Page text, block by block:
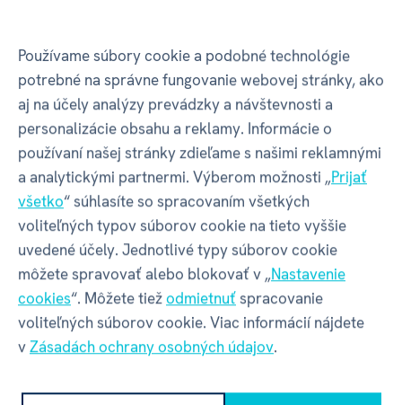
GPSR - Výrobca
Název ALBI s.r.o.
Adresa
Oravská ulica 8557/22 | Žilina |
01001 | Slovensko
Kontakt albi@albi.sk|+421908720000
Web www.albi.sk
Používame súbory cookie a podobné technológie
potrebné na správne fungovanie webovej stránky, ako
aj na účely analýzy prevádzky a návštevnosti a
personalizácie obsahu a reklamy. Informácie o
používaní našej stránky zdieľame s našimi reklamnými
a analytickými partnermi. Výberom možnosti „Prijať
všetko“ súhlasíte so spracovaním všetkých
voliteľných typov súborov cookie na tieto vyššie
uvedené účely. Jednotlivé typy súborov cookie
môžete spravovať alebo blokovať v „Nastavenie
cookies“. Môžete tiežodmietnuťspracovanie
voliteľných súborov cookie. Viac informácií nájdete
vZásadách ochrany osobných údajov.